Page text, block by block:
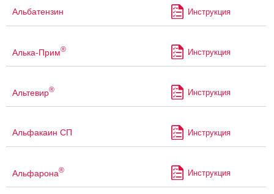
Альбатензин Инструкция
Алька-Прим® Инструкция
Альтевир® Инструкция
Альфакаин СП Инструкция
Альфарона® Инструкция